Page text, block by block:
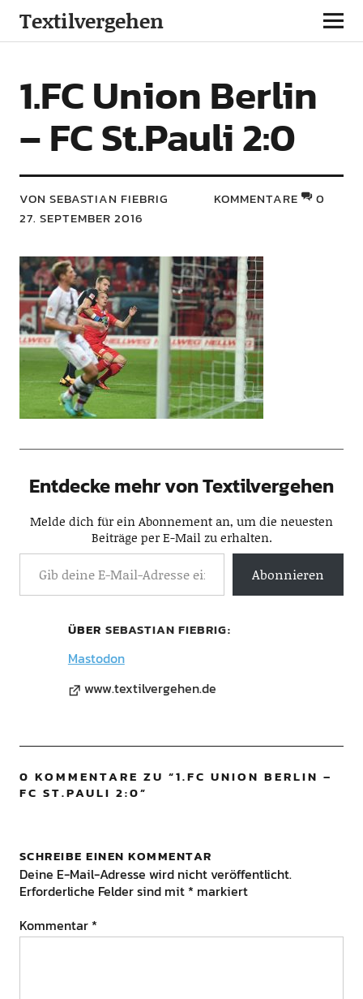
Textilvergehen
1.FC Union Berlin
– FC St.Pauli 2:0
VON SEBASTIAN FIEBRIG
27. SEPTEMBER 2016
KOMMENTARE 0
Entdecke mehr von Textilvergehen
Melde dich für ein Abonnement an, um die neuesten
Beiträge per E-Mail zu erhalten.
Abonnieren
ÜBER SEBASTIAN FIEBRIG
Mastodon
www.textilvergehen.de
0 KOMMENTARE ZU “1.FC UNION BERLIN –
FC ST.PAULI 2:0”
SCHREIBE EINEN KOMMENTAR
Deine E-Mail-Adresse wird nicht veröffentlicht.
Erforderliche Felder sind mit * markiert
Kommentar *